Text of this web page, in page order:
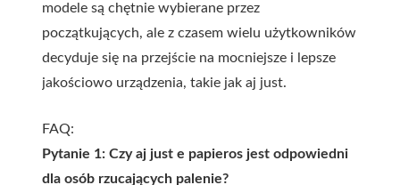
modele są chętnie wybierane przez
początkujących, ale z czasem wielu użytkowników
decyduje się na przejście na mocniejsze i lepsze
jakościowo urządzenia, takie jak aj just.
FAQ:
Pytanie 1: Czy aj just e papieros jest odpowiedni
dla osób rzucających palenie?